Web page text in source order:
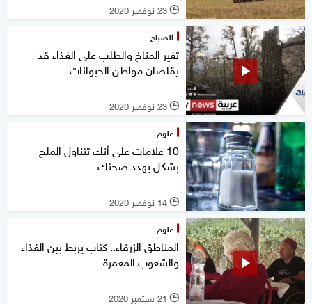
l 23 نوفمبر 2020
الصباح
تغير المناخ والطلب على الغذاء قد
يقلصان مواطن الحيوانات
l 23 نوفمبر 2020
علوم
10 علامات على أنك تتناول الملح
بشكل يهدد صحتك
l 14 نوفمبر 2020
علوم
المناطق الزرقاء.. كتاب يربط بين الغذاء
والشعوب المعمرة
l 21 سبتمبر 2020